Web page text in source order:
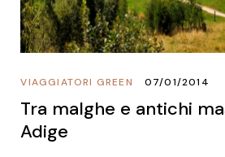
VIAGGIATORI GREEN 07/01/2014
Tra malghe e antichi
Adige